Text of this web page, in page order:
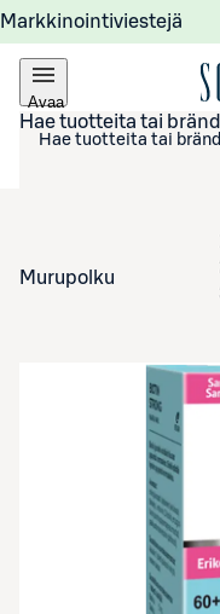
Markkinointiviestejä
Avaa
valikko
Hae tuotteita tai
Murupolku
Avaa